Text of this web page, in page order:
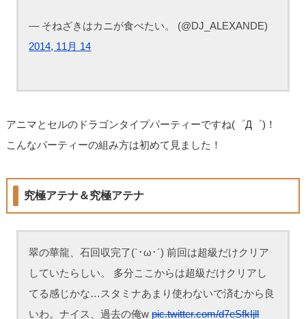
— そねざきはカニが食べたい。 (@DJ_ALEXANDE)
2014, 11月 14
アニマとセルのドラゴンタイプパーティーですね(゜Д゜)！
こんなパーティーの組み方は初めて見ました！
究極アテナ＆究極アテナ
翠の華龍、石回収完了(`･ω･´) 前回は超級だけクリア
していたらしい。 多分ここからは超級だけクリアし
てる感じかな…スタミナあまり使わないで済むから良
いわ。ナイス、過去の俺wpic.twitter.com/d7eSfkIjll